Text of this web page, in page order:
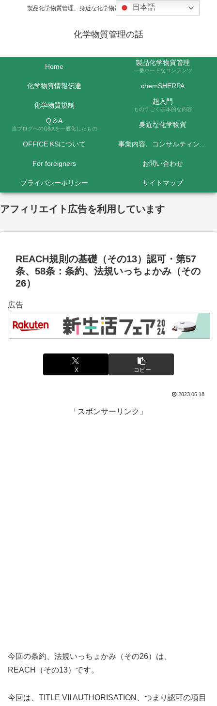
製品化学物質管理、身近な化学物質などの話題を取り上げます
化学物質管理の話
Home 製品化学物質管理
一番ハードなコンテンツ
化学物質情報伝達 chemSHERPA
化学物質規制 超入門
ものすごく基本的な内容
Q＆A
当ブログへのQ&Aを一般化したもの 身近な化学物質
OFFICE KSについて 事業内容、コンサルティング料金など
For foreigners お問い合わせ
プライバシーポリシー サイトマップ
アフィリエイト広告を利用しています
REACH規則の基礎（その13）認可・第57
条、58条：条約、法規いっちょかみ（その
26）
広告
X コピー
2023.05.18
「スポンサーリンク」
今回の条約、法規いっちょかみ（その26）は、
REACH（その13）です。
今回は、TITLE VII AUTHORISATION、つまり認可の項目
日本語